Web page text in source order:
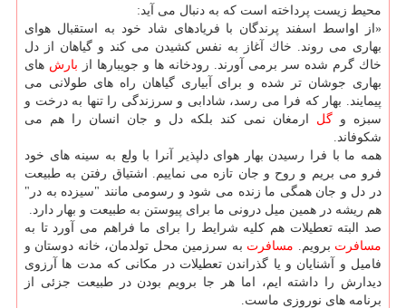
محیط زیست پرداخته است كه به دنبال می آید:
«از اواسط اسفند پرندگان با فریادهای شاد خود به استقبال هوای
بهاری می روند. خاك آغاز به نفس كشیدن می كند و گیاهان از دل
خاك گرم شده سر برمی آورند. رودخانه ها و جویبارها از بارش های
بهاری جوشان تر شده و برای آبیاری گیاهان راه های طولانی می
پیمایند. بهار كه فرا می رسد، شادابی و سرزندگی را تنها به درخت و
سبزه و گل ارمغان نمی كند بلكه دل و جان انسان را هم می
شكوفاند.
همه ما با فرا رسیدن بهار هوای دلپذیر آنرا با ولع به سینه های خود
فرو می بریم و روح و جان تازه می نماییم. اشتیاق رفتن به طبیعت
در دل و جان همگی ما زنده می شود و رسومی مانند "سیزده به در"
هم ریشه در همین میل درونی ما برای پیوستن به طبیعت و بهار دارد.
صد البته تعطیلات هم كلیه شرایط را برای ما فراهم می آورد تا به
مسافرت برویم. مسافرت به سرزمین محل تولدمان، خانه دوستان و
فامیل و آشنایان و یا گذراندن تعطیلات در مكانی كه مدت ها آرزوی
دیدارش را داشته ایم، اما هر جا برویم بودن در طبیعت جزئی از
برنامه های نوروزی ماست.